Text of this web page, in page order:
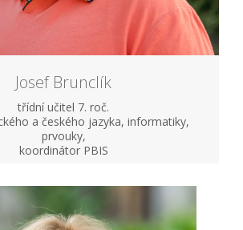
Josef Brunclík
třídní učitel 7. roč.
a českého jazyka, informatiky,
prvouky,
koordinátor PBIS